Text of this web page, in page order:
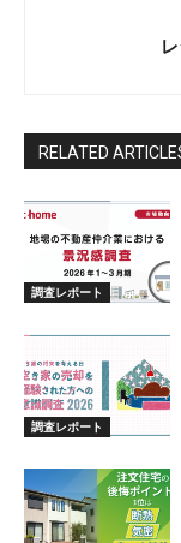
RELATED
調査レポート
調査レポート